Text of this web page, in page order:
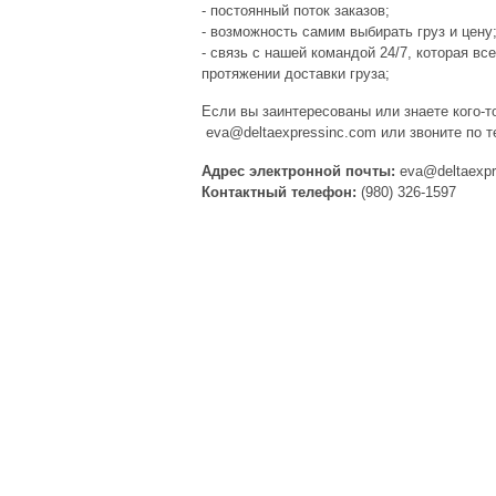
- постоянный поток заказов;
- возможность самим выбирать груз и цену;
- связь с нашей командой 24/7, которая
протяжении доставки груза;
Если вы заинтересованы или знаете
eva@deltaexpressinc.com или звоните по
Адрес электронной почты:
Контактный телефон: (980) 326-1597